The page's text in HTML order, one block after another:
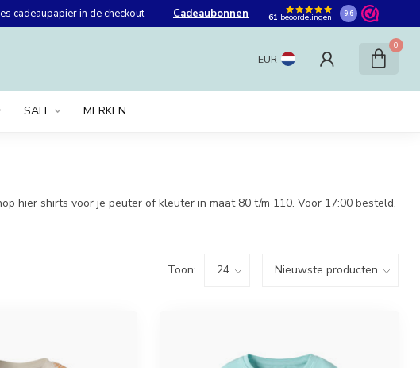
cadeaupapier in de checkout Cadeaubonnen 61 beoordelingen 9.6
EUR
0
SALE MERKEN
hier shirts voor je peuter of kleuter in maat 80 t/m 110. Voor 17:00 besteld,
Toon: